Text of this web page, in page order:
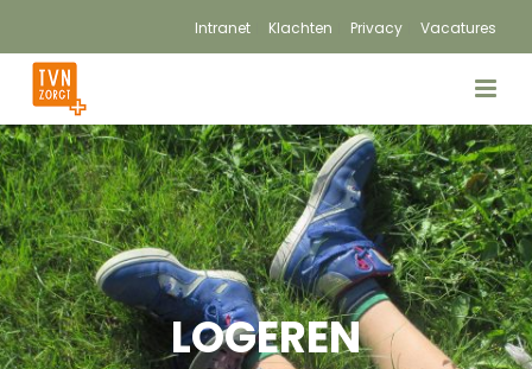
Intranet Klachten Privacy Vacatures
LOGEREN